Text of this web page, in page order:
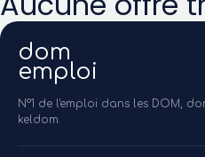
dom
emploi
N°1 de l'emploi dans les DOM,
keldom.